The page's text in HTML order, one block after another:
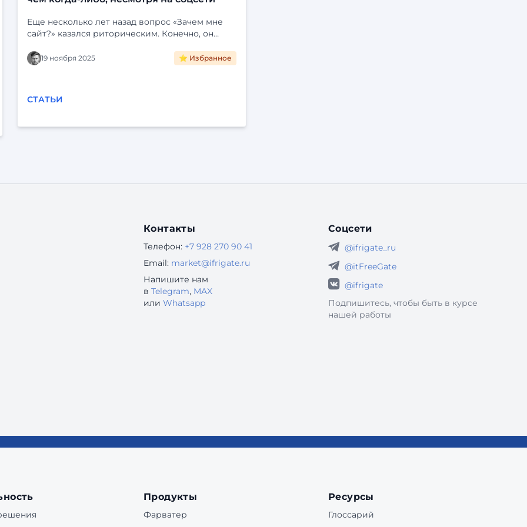
Еще несколько лет назад вопрос «Зачем мне
сайт?» казался риторическим. Конечно, он
портфолио специалиста. Но затем мир
погрузился в социальные сети. Instagram*,
создавать отдельный сайт, если можно завести
посты, общаться с клиентами и даже продавать
собственного сайта — это ...
19 ноября 2025 ⭐ Избранное
СТАТЬИ
Контакты
Телефон: +7 928 270 90 41
Email: market@ifrigate.ru
Напишите нам
в Telegram, MAX
или Whatsapp
Соцсети
@ifrigate_ru
@itFreeGate
@ifrigate
Подпишитесь, чтобы быть в курсе
нашей работы
Продукты
Фарватер
Ресурсы
Глоссарий